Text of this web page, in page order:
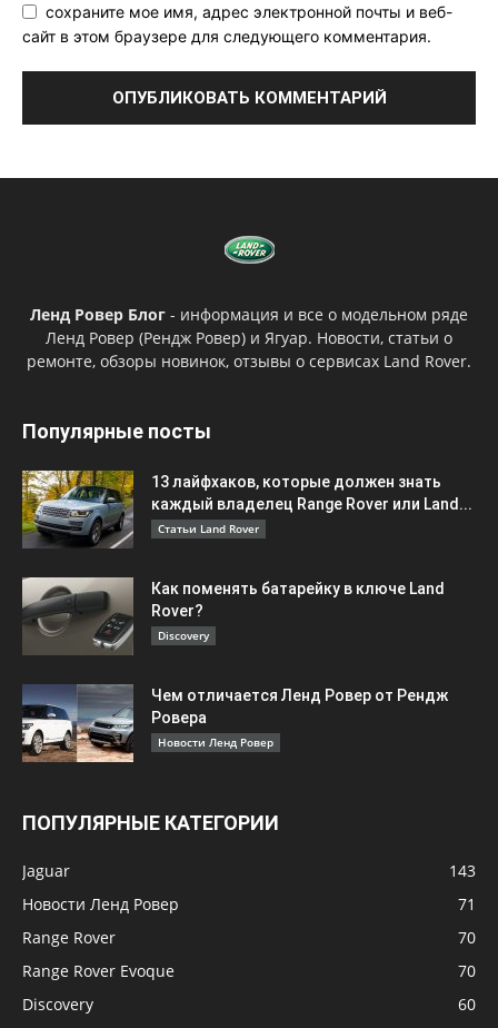
сохраните мое имя, адрес электронной почты и веб-
сайт в этом браузере для следующего комментария.
Ленд Ровер Блог - информация и все о модельном ряде
Ленд Ровер (Рендж Ровер) и Ягуар. Новости, статьи о
ремонте, обзоры новинок, отзывы о сервисах Land Rover.
Популярные посты
13 лайфхаков, которые должен знать
каждый владелец Range Rover или Land...
Статьи Land Rover
Как поменять батарейку в ключе Land
Rover?
Discovery
Чем отличается Ленд Ровер от Рендж
Ровера
Новости Ленд Ровер
ПОПУЛЯРНЫЕ КАТЕГОРИИ
Jaguar
143
Новости Ленд Ровер
71
Range Rover
70
Range Rover Evoque
70
Discovery
60